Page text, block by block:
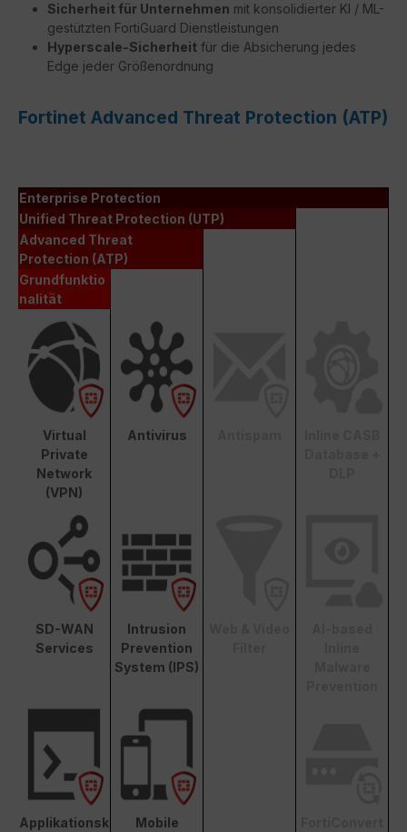
Sicherheit für Unternehmen mit konsolidierter KI / ML-
gestützten FortiGuard Dienstleistungen
Hyperscale-Sicherheit für die Absicherung jedes
Edge jeder Größenordnung
Fortinet Advanced Threat Protection (ATP)
Enterprise Protection
Unified Threat Protection (UTP)
Advanced Threat
Protection (ATP)
Grundfunktio
nalität
Virtual
Private
Network
(VPN)
Antivirus
SD-WAN
Services
Intrusion
Prevention
System (IPS)
Applikationsk
Mobile